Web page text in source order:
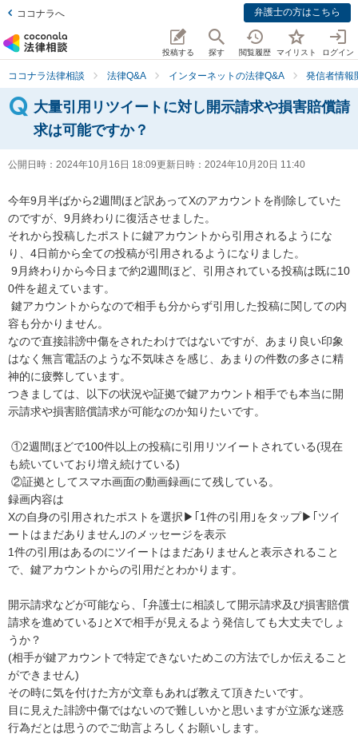
ココナラへ 弁護士の方はこちら
投稿する 探す 閲覧履歴 マイリスト ログイン
ココナラ法律相談 法律Q&A インターネットの法律Q&A 発信者情報
大量引用リツイートに対し開示請求や損害賠償請
求は可能ですか？
公開日時： 2024年10月16日 18:09更新日時： 2024年10月20日 11:40
今年9月半ばから2週間ほど訳あってXのアカウントを削除していた
のですが、9月終わりに復活させました。
それから投稿したポストに鍵アカウントから引用されるようにな
り、4日前から全ての投稿が引用されるようになりました。
0件を超えています。
容も分かりません。
なので直接誹謗中傷をされたわけではないですが、あまり良い印象
はなく無言電話のような不気味さを感じ、あまりの件数の多さに精
神的に疲弊しています。
つきましては、以下の状況や証拠で鍵アカウント相手でも本当に開
示請求や損害賠償請求が可能なのか知りたいです。
も続いていており増え続けている)
録画内容は
Xの自身の引用されたポストを選択▶｢1件の引用｣をタップ▶｢ツイ
ートはまだありません｣のメッセージを表示
1件の引用はあるのにツイートはまだありませんと表示されること
で、鍵アカウントからの引用だとわかります。
開示請求などが可能なら、｢弁護士に相談して開示請求及び損害賠償
請求を進めている｣とXで相手が見えるよう発信しても大丈夫でしょ
うか？
(相手が鍵アカウントで特定できないためこの方法でしか伝えること
ができません)
その時に気を付けた方が文章もあれば教えて頂きたいです。
目に見えた誹謗中傷ではないので難しいかと思いますが立派な迷惑
行為だとは思うのでご助言よろしくお願いします。